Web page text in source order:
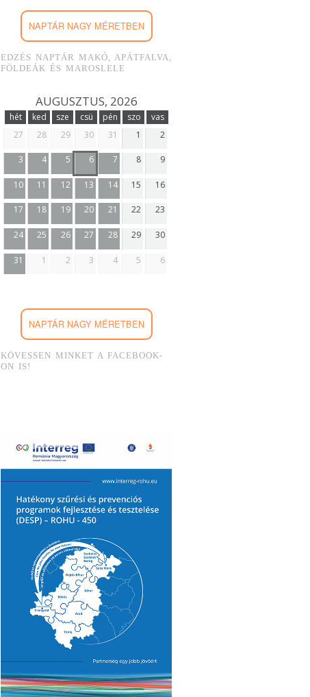
NAPTÁR NAGY MÉRETBEN
EDZÉS NAPTÁR MAKÓ, APÁTFALVA,
FÖLDEÁK ÉS MAROSLELE
AUGUSZTUS, 2026
hét ked sze csü pén szo
vas
27
28 29 30 31 1 2
3 4 5 6 7 8 9
10 11 12 13 14 15 16
17 18 19 20 21 22 23
24 25 26 27 28 29 30
31 1 2 3 4 5 6
NAPTÁR NAGY MÉRETBEN
KÖVESSEN MINKET A FACEBOOK-
ON IS!